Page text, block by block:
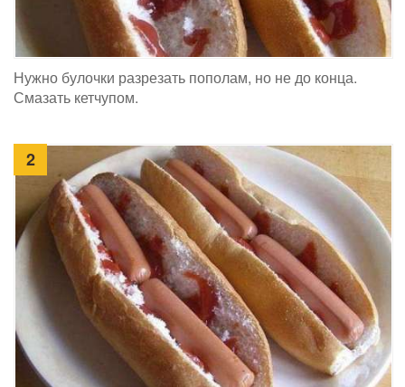
Нужно булочки разрезать пополам, но не до конца.
Смазать кетчупом.
2